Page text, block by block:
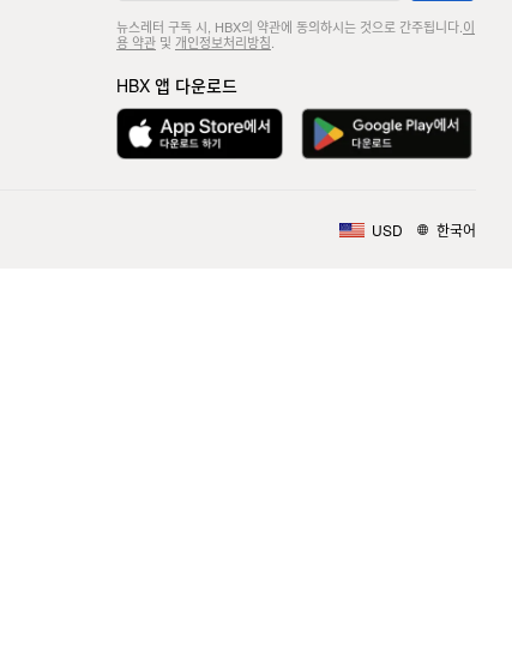
뉴스레터 구독 시, HBX의 약관에 동의하시는 것으로 간주됩니다. 이
용 약관및 개인정보처리방침
HBX 앱 다운로드
USD 한국어